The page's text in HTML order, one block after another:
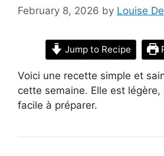
February 8, 2026 by Louise
Jump to Recipe
Voici une recette simple et
cette semaine. Elle est
facile à préparer.